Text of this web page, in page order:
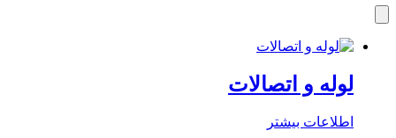
لوله و اتصالات
اطلاعات بیشتر